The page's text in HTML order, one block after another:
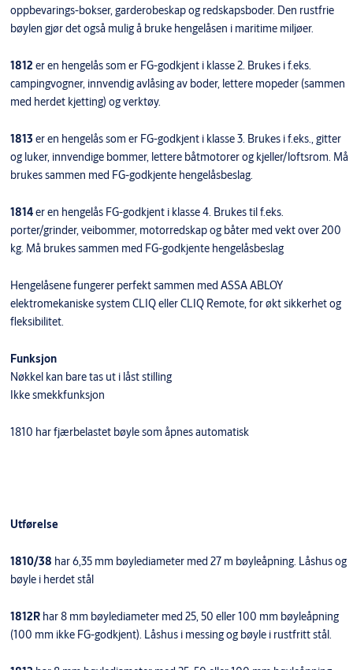
oppbevarings-bokser, garderobeskap og redskapsboder. Den rustfrie
bøylen gjør det også mulig å bruke hengelåsen i maritime miljøer.
1812 er en hengelås som er FG-godkjent i klasse 2. Brukes i f.eks.
campingvogner, innvendig avlåsing av boder, lettere mopeder (sammen
med herdet kjetting) og verktøy.
1813 er en hengelås som er FG-godkjent i klasse 3. Brukes i f.eks., gitter
og luker, innvendige bommer, lettere båtmotorer og kjeller/loftsrom. Må
brukes sammen med FG-godkjente hengelåsbeslag.
1814er en hengelås FG-godkjent i klasse 4. Brukes til f.eks.
porter/grinder, veibommer, motorredskap og båter med vekt over 200
kg. Må brukes sammen med FG-godkjente hengelåsbeslag
Hengelåsene fungerer perfekt sammen med ASSA ABLOY
elektromekaniske system CLIQ eller CLIQ Remote, for økt sikkerhet og
fleksibilitet.
Funksjon
Nøkkel kan bare tas ut i låst stilling
Ikke smekkfunksjon
1810 har fjærbelastet bøyle som åpnes automatisk
Utførelse
1810/38 har 6,35 mm bøylediameter med 27 m bøyleåpning. Låshus og
bøyle i herdet stål
1812Rhar 8 mm bøylediameter med 25, 50 eller 100 mm bøyleåpning
(100 mm ikke FG-godkjent). Låshus i messing og bøyle i rustfritt stål.